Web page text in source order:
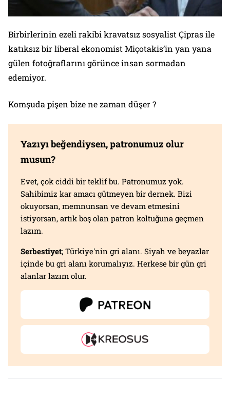
Birbirlerinin ezeli rakibi kravatsız sosyalist Çipras ile
katıksız bir liberal ekonomist Miçotakis’in yan yana
gülen fotoğraflarını görünce insan sormadan
edemiyor.
Komşuda pişen bize ne zaman düşer ?
Yazıyı beğendiysen, patronumuz olur
musun?
Evet, çok ciddi bir teklif bu. Patronumuz yok.
Sahibimiz kar amacı gütmeyen bir dernek. Bizi
okuyorsan, memnunsan ve devam etmesini
istiyorsan, artık boş olan patron koltuğuna geçmen
lazım.
Serbestiyet; Türkiye'nin gri alanı. Siyah ve beyazlar
içinde bu gri alanı korumalıyız. Herkese bir gün gri
alanlar lazım olur.